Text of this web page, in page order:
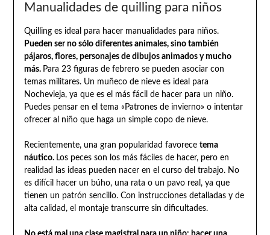
Manualidades de quilling para niños
Quilling es ideal para hacer manualidades para niños.
Pueden ser no sólo diferentes animales, sino también
pájaros, flores, personajes de dibujos animados y mucho
más. Para 23 figuras de febrero se pueden asociar con
temas militares. Un muñeco de nieve es ideal para
Nochevieja, ya que es el más fácil de hacer para un niño.
Puedes pensar en el tema «Patrones de invierno» o intentar
ofrecer al niño que haga un simple copo de nieve.
Recientemente, una gran popularidad favorece tema
náutico. Los peces son los más fáciles de hacer, pero en
realidad las ideas pueden nacer en el curso del trabajo. No
es difícil hacer un búho, una rata o un pavo real, ya que
tienen un patrón sencillo. Con instrucciones detalladas y de
alta calidad, el montaje transcurre sin dificultades.